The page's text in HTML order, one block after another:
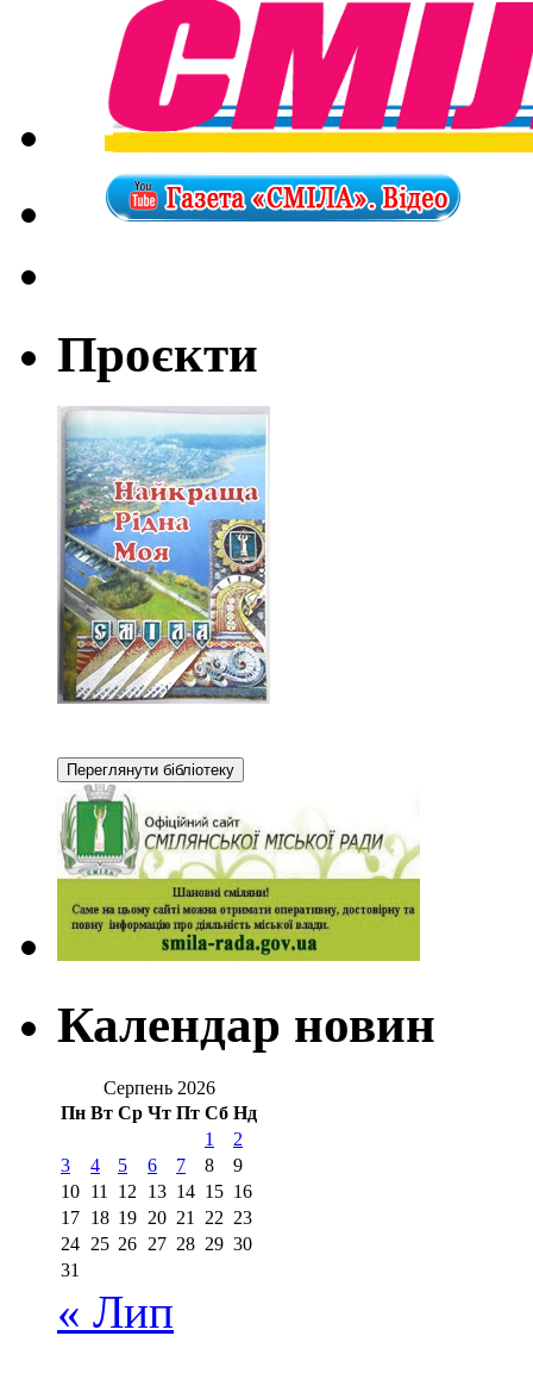
Проєкти
Календар новин
Серпень 2026
Пн Вт Ср Чт Пт Сб Нд
1
2
3
4 5 6 7 8
9
10 11 12 13 14 15 16
17 18 19 20 21 22 23
24 25 26 27 28 29 30
31
« Лип